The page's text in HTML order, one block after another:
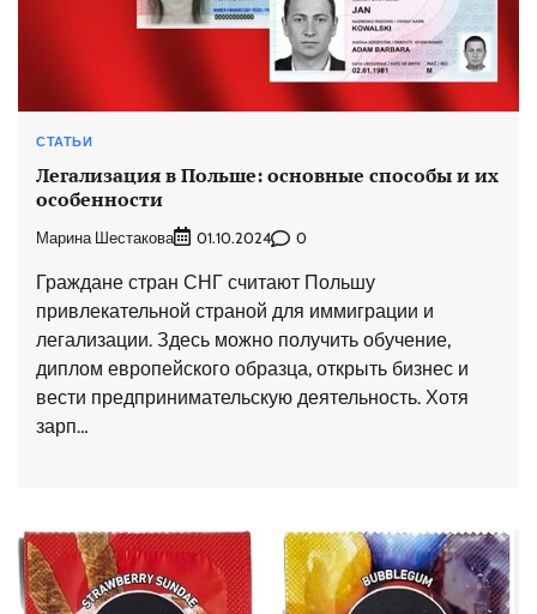
СТАТЬИ
Легализация в Польше: основные способы и их
особенности
Марина Шестакова 01.10.2024 0
Граждане стран СНГ считают Польшу
привлекательной страной для иммиграции и
легализации. Здесь можно получить обучение,
диплом европейского образца, открыть бизнес и
вести предпринимательскую деятельность. Хотя
зарп…